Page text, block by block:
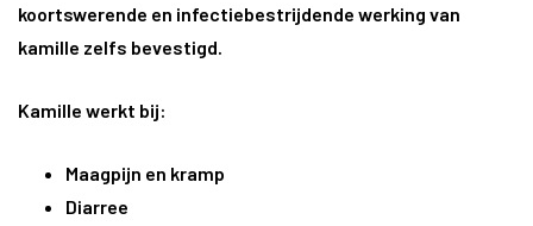
koortswerende en infectiebestrijdende werking van
kamille zelfs bevestigd.
Kamille werkt bij:
Maagpijn en kramp
Diarree